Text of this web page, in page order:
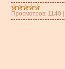
Просмотров: 1140